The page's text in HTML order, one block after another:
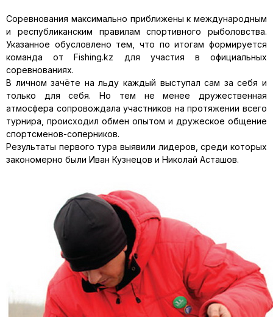
Соревнования максимально приближены к международным
и респу­бликанским правилам спортивного рыболовства.
Указанное обуслов­лено тем, что по итогам формируется
команда от Fishing.kz для участия в официальных
соревнованиях.
В личном зачёте на льду каждый выступал сам за себя и
только для себя. Но тем не менее дружественная
атмосфера сопровождала участ­ников на протяжении всего
турнира, происходил обмен опытом и дру­жеское общение
спортсменов-соперников.
Результаты первого тура выявили лидеров, среди которых
законо­мерно были Иван Кузнецов и Николай Асташов.